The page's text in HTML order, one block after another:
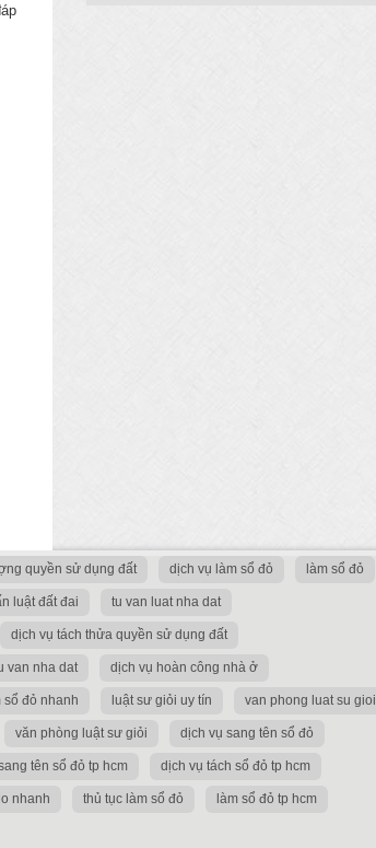
quyền sử dụng đất dịch vụ làm sổ đỏ làm sổ đỏ
luật đất đai tu van luat nha dat
dịch vụ tách thửa quyền sử dụng đất
van nha dat dịch vụ hoàn công nhà ở
sổ đỏ nhanh luật sư giỏi uy tín van phong luat su gioi
văn phòng luật sư giỏi dịch vụ sang tên sổ đỏ
tên sổ đỏ tp hcm dịch vụ tách sổ đỏ tp hcm
nhanh thủ tục làm sổ đỏ làm sổ đỏ tp hcm